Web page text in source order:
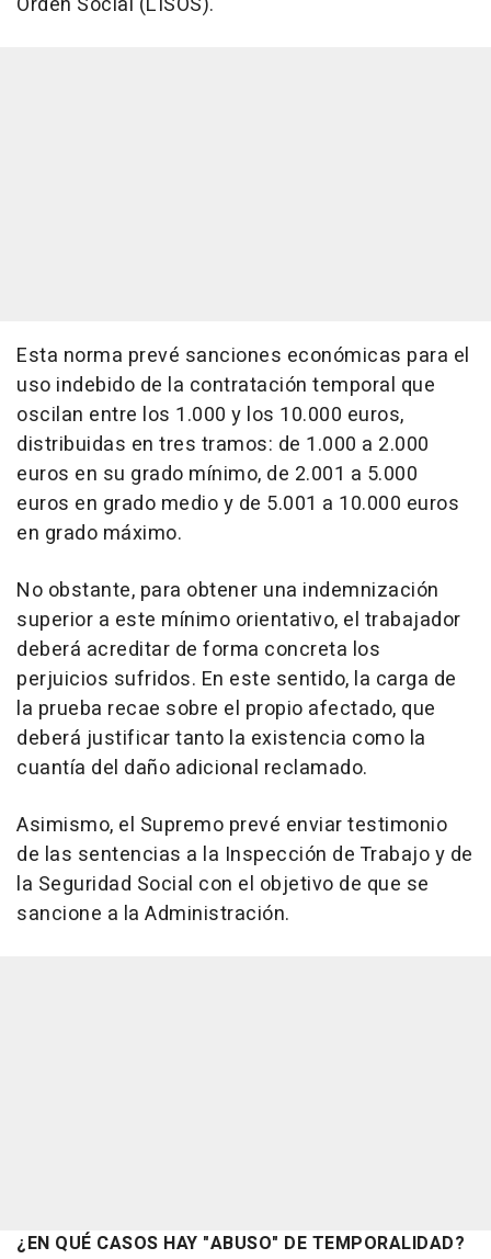
Esta norma prevé sanciones económicas para el
uso indebido de la contratación temporal que
oscilan entre los 1.000 y los 10.000 euros,
distribuidas en tres tramos: de 1.000 a 2.000
euros en su grado mínimo, de 2.001 a 5.000
euros en grado medio y de 5.001 a 10.000 euros
en grado máximo.
No obstante, para obtener una indemnización
superior a este mínimo orientativo, el trabajador
deberá acreditar de forma concreta los
perjuicios sufridos. En este sentido, la carga de
la prueba recae sobre el propio afectado, que
deberá justificar tanto la existencia como la
cuantía del daño adicional reclamado.
Asimismo, el Supremo prevé enviar testimonio
de las sentencias a la Inspección de Trabajo y de
la Seguridad Social con el objetivo de que se
sancione a la Administración.
¿EN QUÉ CASOS HAY "ABUSO" DE TEMPORALIDAD?